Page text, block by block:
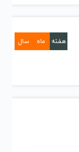
هفته ماه سال